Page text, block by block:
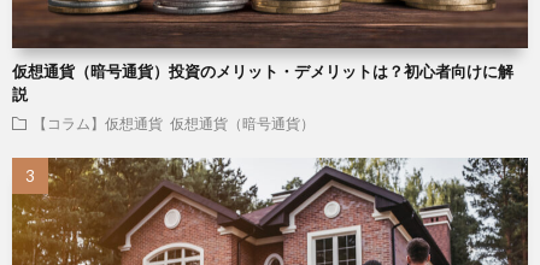
仮想通貨（暗号通貨）投資のメリット・デメリットは？初心者向けに解
説
【コラム】仮想通貨 仮想通貨（暗号通貨）